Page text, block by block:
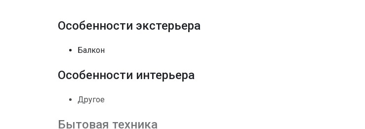
Безопасность
Особенности экстерьера
Балкон
Особенности интерьера
Другое
Бытовая техника